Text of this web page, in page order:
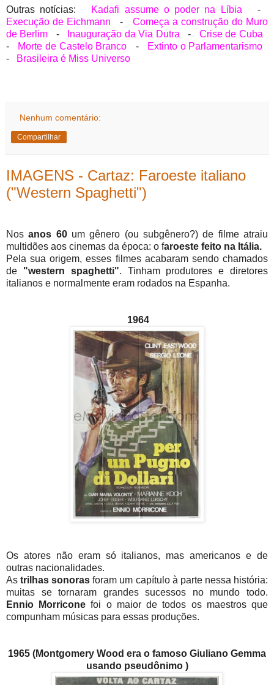
Outras notícias: Kadafi assume o poder na Líbia
-
Execução de Eichmann - Começa a construção do Muro
de Berlim - Inauguração da Via Dutra - Crise de Cuba
-
Morte de Castelo Branco -
Extinto o Parlamentarismo
-
Brasileira é Miss Universo
Nenhum comentário:
Compartilhar
IMAGENS - Cartaz: Faroeste italiano
("Western Spaghetti")
Nosanos 60 um gênero (ou subgênero?) de filme atraiu
multidões aos cinemas da época: o faroeste feito na Itália.
Pela sua origem, esses filmes acabaram sendo chamados
de "western spaghetti". Tinham produtores e diretores
italianos e normalmente eram rodados na Espanha.
1964
Os atores não eram só italianos, mas americanos e de
outras nacionalidades.
Astrilhas sonoras foram um capítulo à parte nessa história:
muitas se tornaram grandes sucessos no mundo todo.
Ennio Morriconefoi o maior de todos os maestros que
compunham músicas para essas produções.
1965 (Montgomery Wood era o famoso Giuliano Gemma
usando pseudônimo )